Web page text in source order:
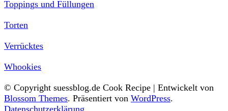
Toppings und Füllungen
Torten
Verrücktes
Whookies
© Copyright suessblog.de Cook Recipe | Entwickelt von
Blossom Themes. Präsentiert von WordPress.